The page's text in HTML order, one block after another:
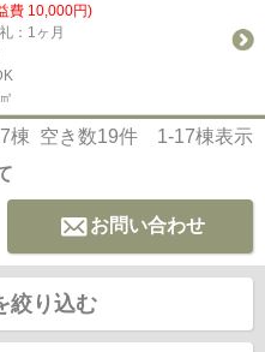
費 10,000円)
：1ヶ月
棟 空き数19件 1-17棟表示
お問い合わせ
絞り込む